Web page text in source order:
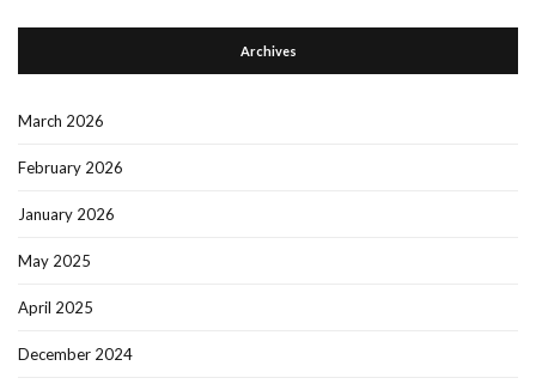
Archives
March 2026
February 2026
January 2026
May 2025
April 2025
December 2024